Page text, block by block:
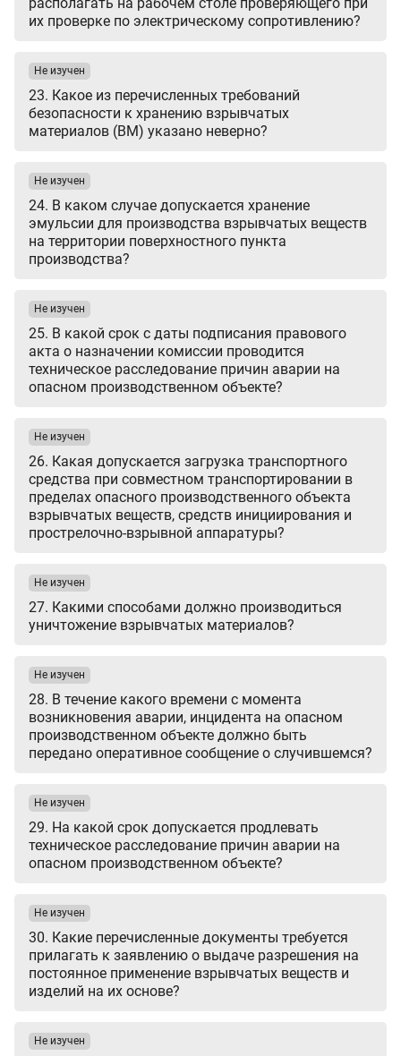
их проверке по электрическому сопротивлению?
23. Какое из перечисленных требований
безопасности к хранению взрывчатых
материалов (ВМ) указано неверно?
Не изучен
24. В каком случае допускается хранение
эмульсии для производства взрывчатых веществ
на территории поверхностного пункта
производства?
Не изучен
25. В какой срок с даты подписания правового
акта о назначении комиссии проводится
техническое расследование причин аварии на
опасном производственном объекте?
Не изучен
26. Какая допускается загрузка транспортного
средства при совместном транспортировании в
пределах опасного производственного объекта
взрывчатых веществ, средств инициирования и
прострелочно-взрывной аппаратуры?
Не изучен
27. Какими способами должно производиться
уничтожение взрывчатых материалов?
Не изучен
28. В течение какого времени с момента
возникновения аварии, инцидента на опасном
производственном объекте должно быть
передано оперативное сообщение о случившемся?
Не изучен
29. На какой срок допускается продлевать
техническое расследование причин аварии на
опасном производственном объекте?
Не изучен
30. Какие перечисленные документы требуется
прилагать к заявлению о выдаче разрешения на
постоянное применение взрывчатых веществ и
изделий на их основе?
Не изучен
Не изучен